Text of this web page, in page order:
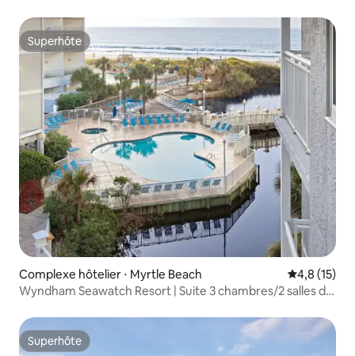
Superhôte
Superhôte
Complexe hôtelier ⋅ Myrtle Beach Évaluation
4,8 (15)
Wyndham Seawatch Resort | Suite 3 chambres/2 salles de
Superhôte
Superhôte